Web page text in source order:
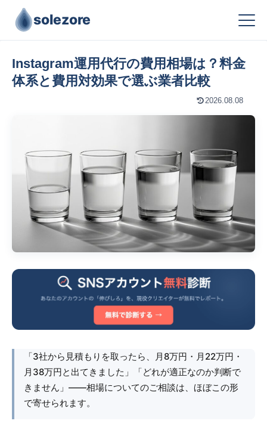
solezore
Instagram運用代行の費用相場は？料金
体系と費用対効果で選ぶ業者比較
2026.08.08
「3社から見積もりを取ったら、月8万円・月22万円・
月38万円と出てきました」「どれが適正なのか判断で
きません」――相場についてのご相談は、ほぼこの形
で寄せられます。